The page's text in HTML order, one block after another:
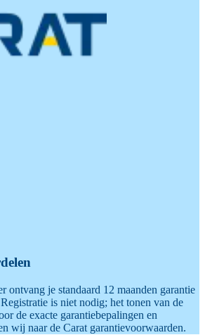
ontvang je standaard 12 maanden garantie
is niet nodig; het tonen van de
de exacte garantiebepalingen en
wij naar de Carat garantievoorwaarden.